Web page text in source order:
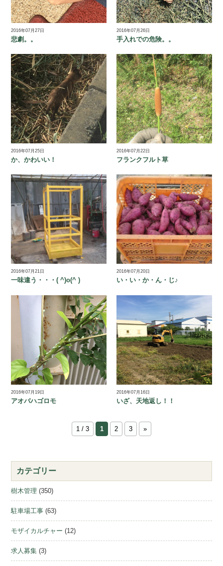
2016年07月27日
悲劇。。
2016年07月26日
手入れでの危険。。
2016年07月25日
か、かわいい！
2016年07月22日
フランクフルト草
2016年07月21日
一味違う・・・( ^)o(^ )
2016年07月20日
い・い・か・ん・じ♪
2016年07月19日
アオバハゴロモ
2016年07月16日
いざ、天地返し！！
1 / 3 1 2 3 »
カテゴリー
樹木管理 (350)
駐車場工事 (63)
モザイカルチャー (12)
求人募集 (3)